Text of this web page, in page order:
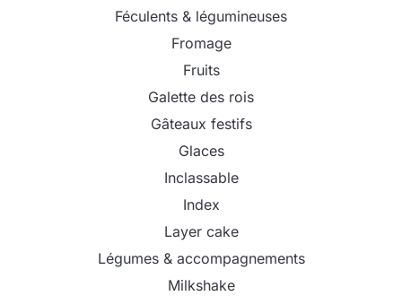
Féculents & légumineuses
Fromage
Fruits
Galette des rois
Gâteaux festifs
Glaces
Inclassable
Index
Layer cake
Légumes & accompagnements
Milkshake